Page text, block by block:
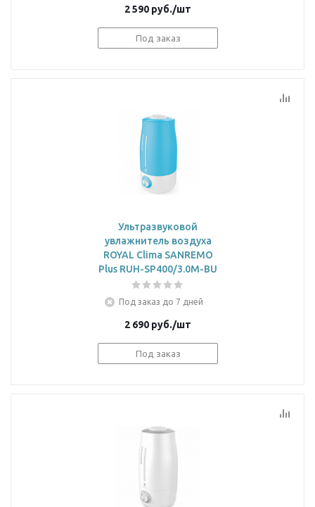
2 590 руб./шт
Под заказ
Ультразвуковой
увлажнитель воздуха
ROYAL Clima SANREMO
Plus RUH-SP400/3.0M-BU
Под заказ до 7 дней
2 690 руб./шт
Под заказ